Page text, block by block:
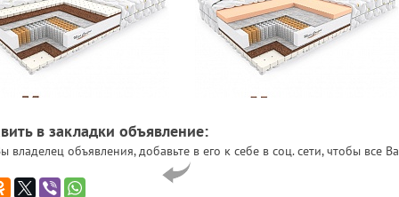
в закладки объявление:
владелец объявления, добавьте в его к себе в соц. сети, чтобы все